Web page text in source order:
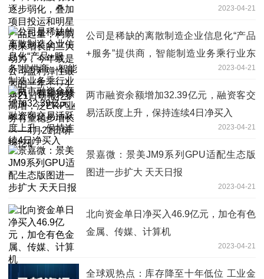
起量，构筑未来增长的三大动力，今年或
是公司盈利弹性最大的一年——4月21日
研报挖矿
2023-04-21
公司是稀缺的离散制造企业信息化“产品
+服务”提供商，智能制造业务乘行业东
风，有望持续高增，泛ERP业务有望稳
步增长——4月21日研报挖矿
2023-04-21
两市融资余额增加32.39亿元，融资客交
易活跃度上升，保持连续4日净买入
2023-04-21
景嘉微：景美JM9系列GPU适配生态版
图进一步扩大 天天日报
2023-04-21
北向资金单日净买入46.9亿元，加仓有色
金属、传媒、计算机
2023-04-21
全球观热点：库存降至十年低位 工业金